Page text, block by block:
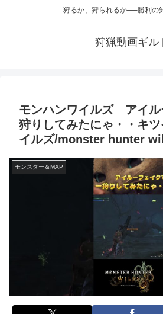
狩るか、狩られるか──勝利の
狩猟動画ギル
モンハンワイルズ アイル
狩りしてみたにゃ・・キ
イルズ/monster hunter
モンスター＆MAP